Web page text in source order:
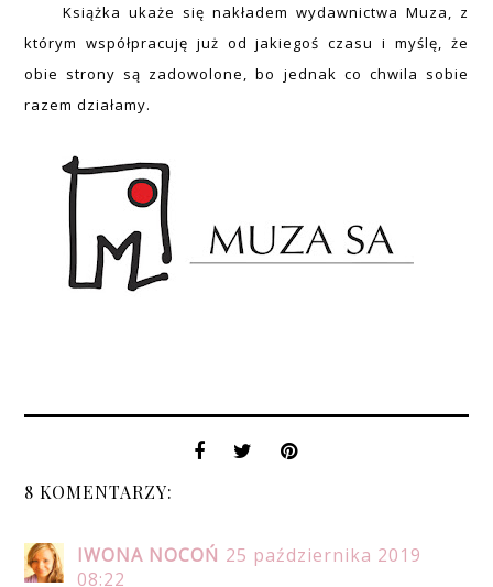
Książka ukaże się nakładem wydawnictwa Muza, z
którym współpracuję już od jakiegoś czasu i myślę, że
obie strony są zadowolone, bo jednak co chwila sobie
razem działamy.
8 KOMENTARZY:
IWONA NOCOŃ 25 października 2019
08:22